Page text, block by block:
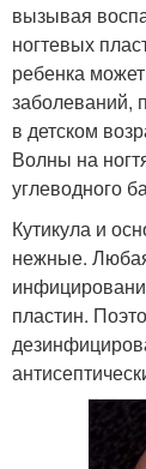
вызывая
ногтевых
ребенка
заболеваний,
в детском
Волны на
углеводного
Кутикула и
нежные.
пластин.